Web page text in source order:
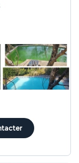
d'eau
Je reste
et